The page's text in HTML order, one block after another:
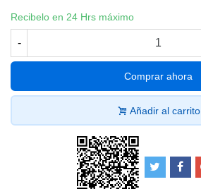
Recibelo en 24 Hrs máximo
-
Comprar ahora
Añadir al carrito